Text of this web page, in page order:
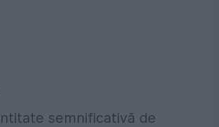
semnificativă de